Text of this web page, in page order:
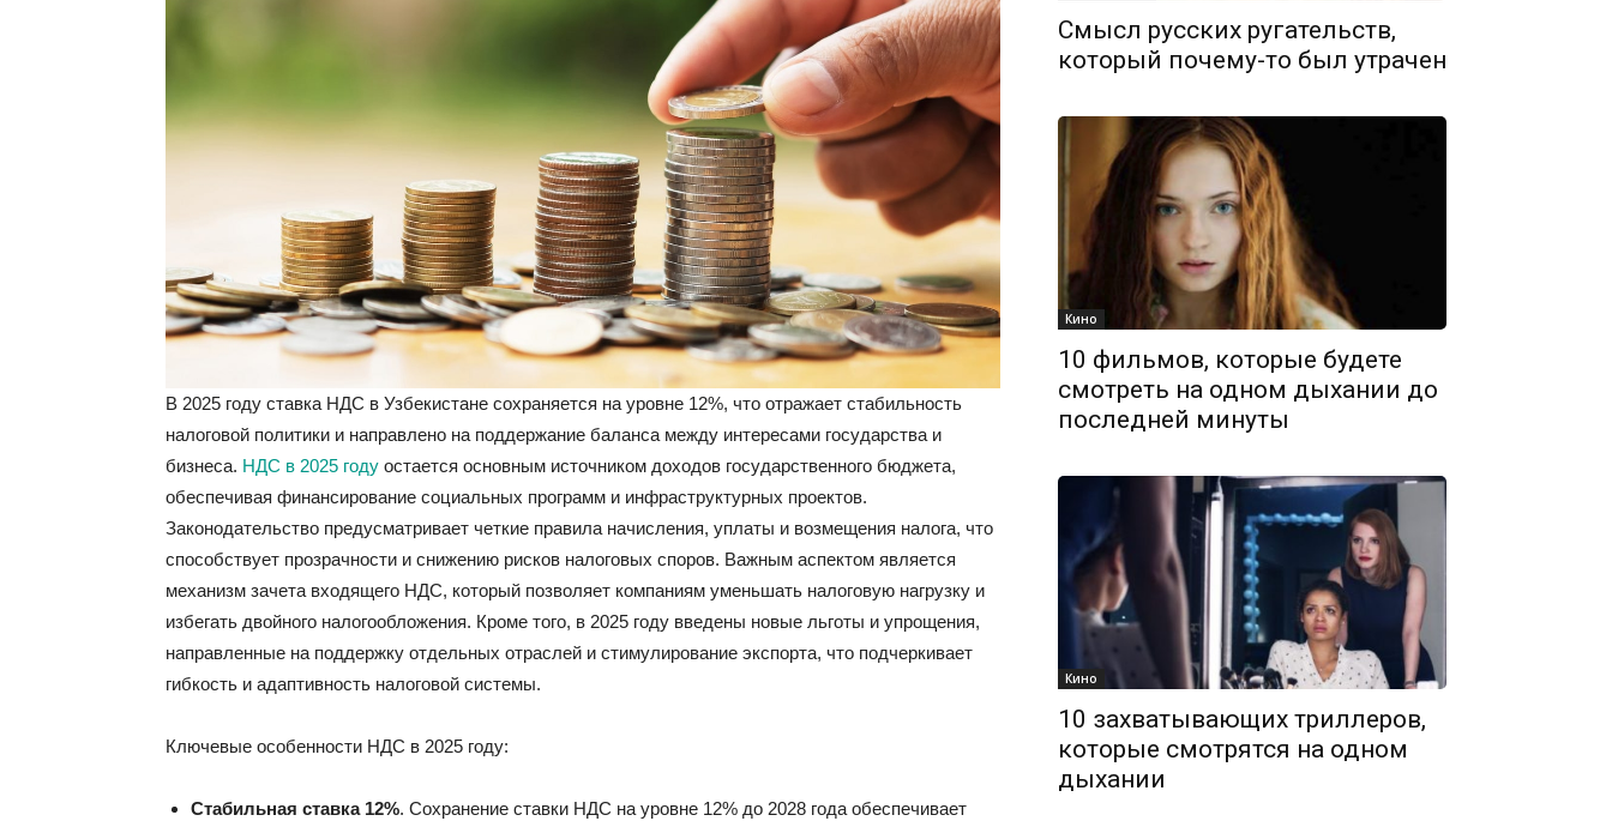
В 2025 году ставка НДС в Узбекистане сохраняется на уровне 12%, что отражает стабильность
налоговой политики и направлено на поддержание баланса между интересами государства и
бизнеса. НДС в 2025 году остается основным источником доходов государственного бюджета,
обеспечивая финансирование социальных программ и инфраструктурных проектов.
Законодательство предусматривает четкие правила начисления, уплаты и возмещения налога, что
способствует прозрачности и снижению рисков налоговых споров. Важным аспектом является
механизм зачета входящего НДС, который позволяет компаниям уменьшать налоговую нагрузку и
избегать двойного налогообложения. Кроме того, в 2025 году введены новые льготы и упрощения,
направленные на поддержку отдельных отраслей и стимулирование экспорта, что подчеркивает
гибкость и адаптивность налоговой системы.
Ключевые особенности НДС в 2025 году:
Стабильная ставка 12%. Сохранение ставки НДС на уровне 12% до 2028 года обеспечивает
Смысл русских ругательств,
который почему-то был утрачен
Кино
10 фильмов, которые будете
смотреть на одном дыхании до
последней минуты
Кино
10 захватывающих триллеров,
которые смотрятся на одном
дыхании